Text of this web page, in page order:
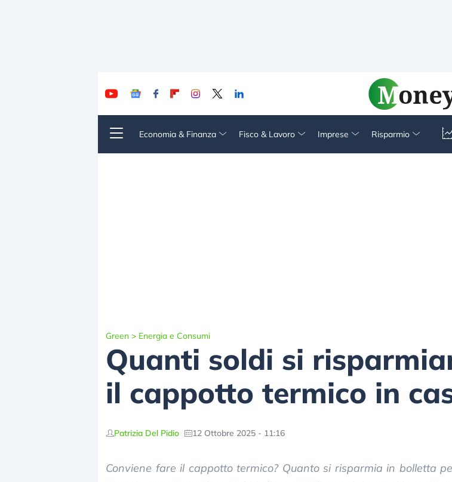
Economia & Finanza Fisco & Lavoro Imprese Risparmio
Green > Energia e Consumi
Quanti soldi si
il cappotto termico in
Patrizia Del Pidio 12 Ottobre 2025 - 11:16
Conviene fare il cappotto termico? Quanto si risparmia in bolletta